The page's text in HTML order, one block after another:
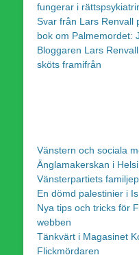
fungerar i
Svar från Lars Renvall
bok om Palmemordet:
Bloggaren Lars
sköts framifrån
Vänstern och sociala
Änglamakerskan i
Vänsterpartiets
En dömd palestinier i
Nya tips och tricks för
webben
Tänkvärt i Magasinet
Flickmördaren